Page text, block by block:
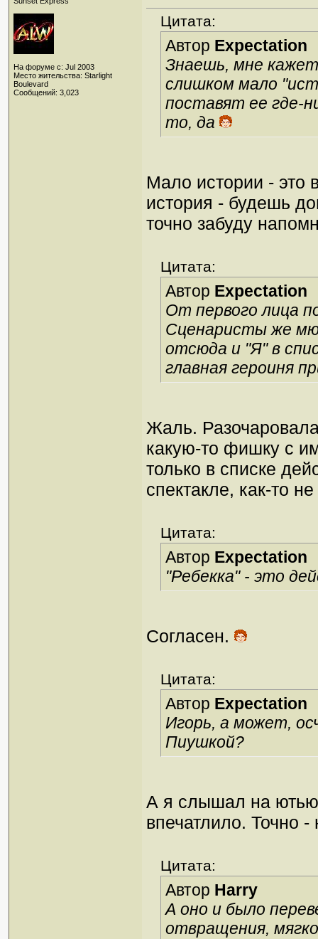
На форуме с: Jul 2003
Место жительства: Starlight
Boulevard
Сообщений: 3,023
Цитата:
Автор Expectation
Знаешь, мне
слишком мало
поставят ее где-
то, да
Мало истории - это
история - будешь
точно забуду
Цитата:
Автор Expectation
От первого лица
Сценаристы же
отсюда и "Я" в
главная героиня
Жаль.
какую-то фишку с
только в списке
спектакле, как-то
Цитата:
Автор Expectation
"Ребекка" - это
Согласен.
Цитата:
Автор Expectation
Игорь, а может,
Пиушкой?
А я слышал на
впечатлило. Точно
Цитата:
Автор Harry
А оно и было
отвращения,